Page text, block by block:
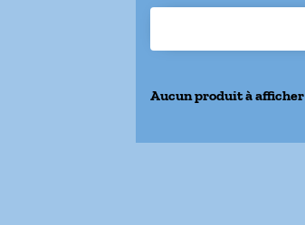
Aucun produit à afficher